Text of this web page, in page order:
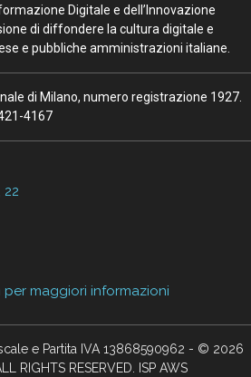
Digitale e dell’Innovazione
di diffondere la cultura digitale e
e pubbliche amministrazioni italiane.
di Milano, numero registrazione 1927.
4167
maggiori informazioni
e Partita IVA 13868590962 - © 2026
RIGHTS RESERVED. ISP AWS